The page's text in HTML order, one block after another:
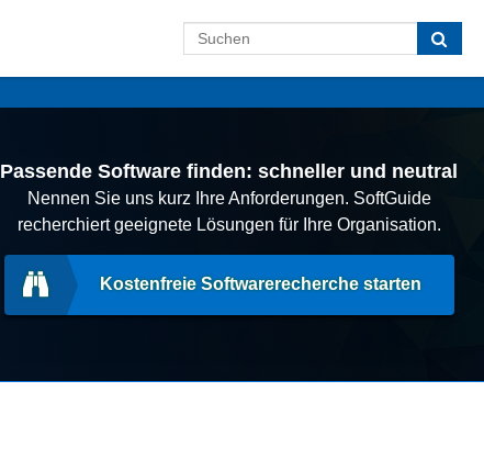
Passende Software finden: schneller und neutral
Nennen Sie uns kurz Ihre Anforderungen. SoftGuide
recherchiert geeignete Lösungen für Ihre Organisation.
Kostenfreie Softwarerecherche starten